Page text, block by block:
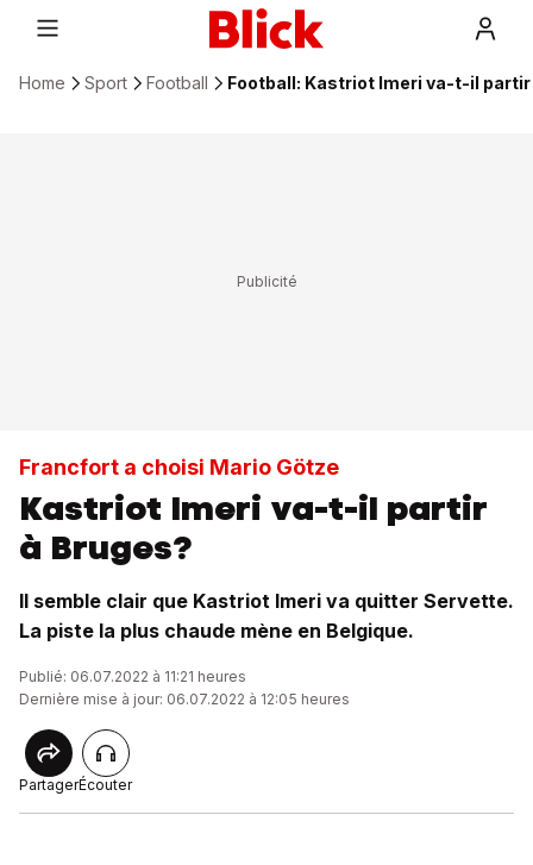
Home Sport Football Football: Kastriot Imeri va-t-il partir
Francfort a choisi Mario Götze
Kastriot Imeri va-t-il partir
à Bruges?
Il semble clair que Kastriot Imeri va quitter Servette.
La piste la plus chaude mène en Belgique.
Publié: 06.07.2022 à 11:21 heures
Dernière mise à jour: 06.07.2022 à 12:05 heures
PartagerÉcouter